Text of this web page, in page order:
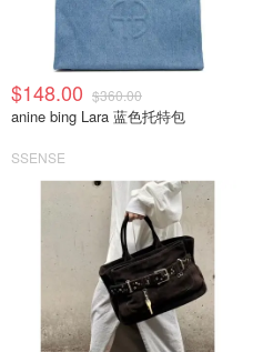
$148.00 $360.00
anine bing Lara 蓝色托特包
SSENSE